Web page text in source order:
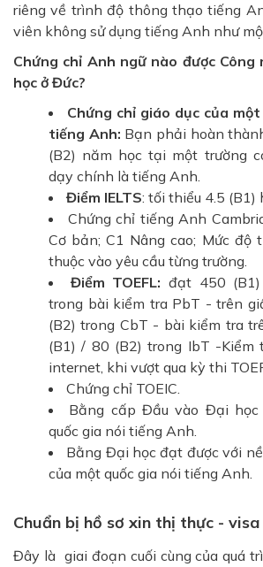
riêng về trình độ thông thạo tiếng
viên không sử dụng tiếng Anh như
Chứng chỉ Anh ngữ nào được Công
học ở Đức?
Chứng chỉ giáo dục của
tiếng Anh: Bạn phải hoàn
(B2) năm học tại một trường
dạy chính là tiếng Anh.
Điểm IELTS: tối thiểu 4.5 (B1)
Chứng chỉ tiếng Anh
Cơ bản; C1 Nâng cao; Mức độ
thuộc vào yêu cầu từng trường.
Điểm TOEFL: đạt 450
trong bài kiểm tra PbT - trên
(B2) trong CbT - bài kiểm tra
(B1) / 80 (B2) trong IbT -Kiểm
internet, khi vượt qua kỳ thi
Chứng chỉ TOEIC.
Bằng cấp Đầu vào Đại
quốc gia nói tiếng Anh.
Bằng Đại học đạt được với
của một quốc gia nói tiếng Anh.
Chuẩn bị hồ sơ xin thị thực -
Đây là giai đoạn cuối cùng của quá